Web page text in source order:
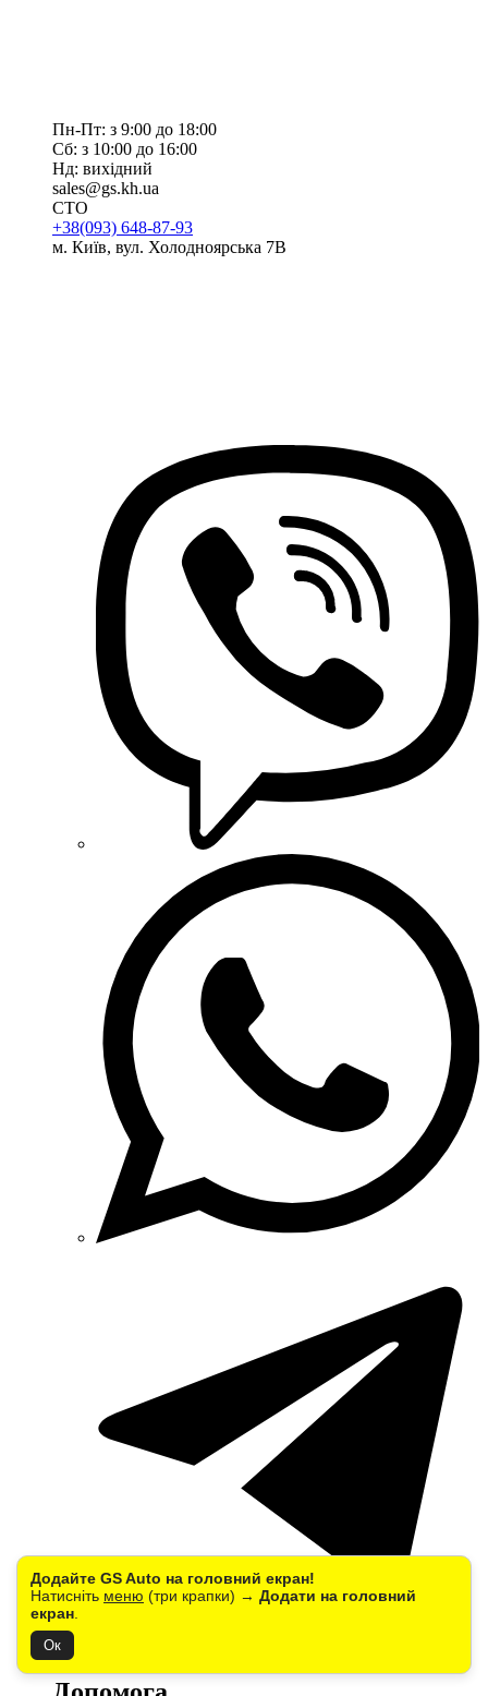
Додайте GS Auto на головний екран!
Натисніть меню (три крапки) → Додати на головний
екран
Ок
Пн-Пт: з 9:00 до 18:00
Сб: з 10:00 до 16:00
Нд: вихідний
sales@gs.kh.ua
СТО
+38(093) 648-87-93
м. Київ, вул. Холодноярська 7В
Компанія